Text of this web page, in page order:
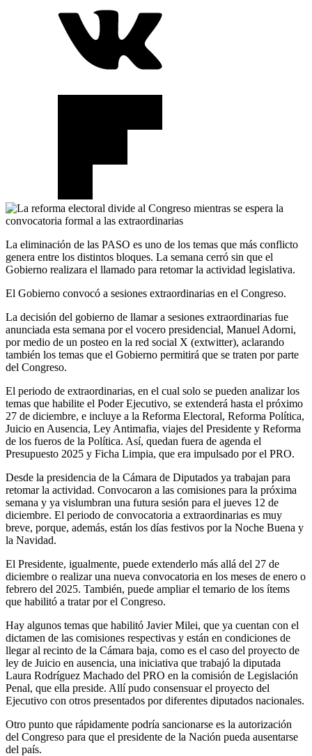
La eliminación de las PASO es uno de los temas que más conflicto
genera entre los distintos bloques. La semana cerró sin que el
Gobierno realizara el llamado para retomar la actividad legislativa.
El Gobierno convocó a sesiones extraordinarias en el Congreso.
La decisión del gobierno de llamar a sesiones extraordinarias fue
anunciada esta semana por el vocero presidencial, Manuel Adorni,
por medio de un posteo en la red social X (extwitter), aclarando
también los temas que el Gobierno permitirá que se traten por parte
del Congreso.
El periodo de extraordinarias, en el cual solo se pueden analizar los
temas que habilite el Poder Ejecutivo, se extenderá hasta el próximo
27 de diciembre, e incluye a la Reforma Electoral, Reforma Política,
Juicio en Ausencia, Ley Antimafia, viajes del Presidente y Reforma
de los fueros de la Política. Así, quedan fuera de agenda el
Presupuesto 2025 y Ficha Limpia, que era impulsado por el PRO.
Desde la presidencia de la Cámara de Diputados ya trabajan para
retomar la actividad. Convocaron a las comisiones para la próxima
semana y ya vislumbran una futura sesión para el jueves 12 de
diciembre. El periodo de convocatoria a extraordinarias es muy
breve, porque, además, están los días festivos por la Noche Buena y
la Navidad.
El Presidente, igualmente, puede extenderlo más allá del 27 de
diciembre o realizar una nueva convocatoria en los meses de enero o
febrero del 2025. También, puede ampliar el temario de los ítems
que habilitó a tratar por el Congreso.
Hay algunos temas que habilitó Javier Milei, que ya cuentan con el
dictamen de las comisiones respectivas y están en condiciones de
llegar al recinto de la Cámara baja, como es el caso del proyecto de
ley de Juicio en ausencia, una iniciativa que trabajó la diputada
Laura Rodríguez Machado del PRO en la comisión de Legislación
Penal, que ella preside. Allí pudo consensuar el proyecto del
Ejecutivo con otros presentados por diferentes diputados nacionales.
Otro punto que rápidamente podría sancionarse es la autorización
del Congreso para que el presidente de la Nación pueda ausentarse
del país.